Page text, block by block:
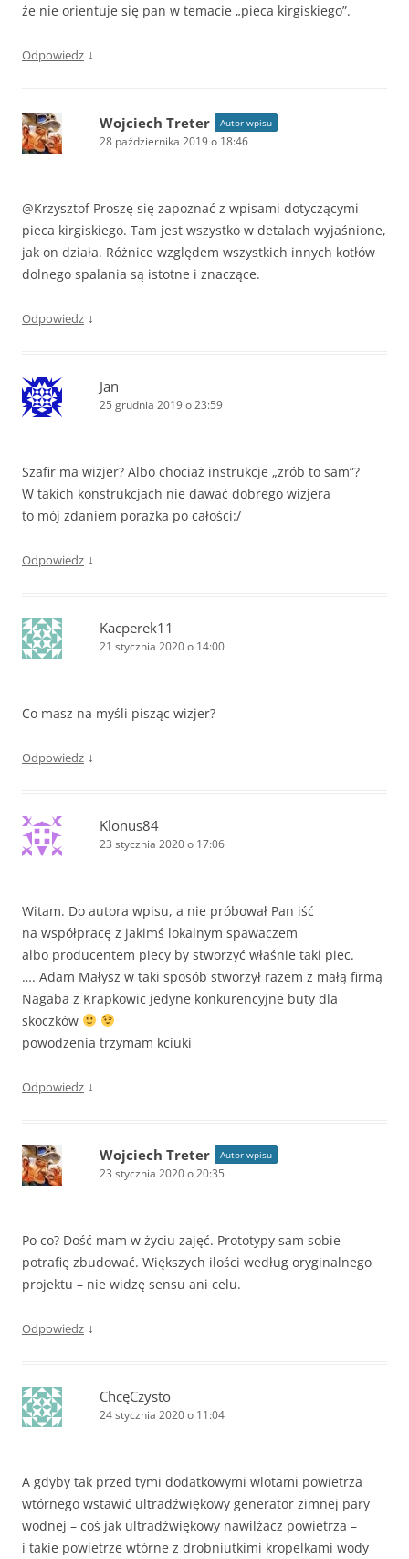
że nie orientuje się pan w temacie „pieca kirgiskiego”.
Odpowiedz ↓
Wojciech Treter Autor wpisu
28 października 2019 o 18:46
@Krzysztof Proszę się zapoznać z wpisami dotyczącymi
pieca kirgiskiego. Tam jest wszystko w detalach wyjaśnione,
jak on działa. Różnice względem wszystkich innych kotłów
dolnego spalania są istotne i znaczące.
Odpowiedz ↓
Jan
25 grudnia 2019 o 23:59
Szafir ma wizjer? Albo chociaż instrukcje „zrób to sam”?
W takich konstrukcjach nie dawać dobrego wizjera
to mój zdaniem porażka po całości:/
Odpowiedz ↓
Kacperek11
21 stycznia 2020 o 14:00
Co masz na myśli pisząc wizjer?
Odpowiedz ↓
Klonus84
23 stycznia 2020 o 17:06
Witam. Do autora wpisu, a nie próbował Pan iść
na współpracę z jakimś lokalnym spawaczem
albo producentem piecy by stworzyć właśnie taki piec.
…. Adam Małysz w taki sposób stworzył razem z małą firmą
Nagaba z Krapkowic jedyne konkurencyjne buty dla
skoczków
powodzenia trzymam kciuki
Odpowiedz ↓
Wojciech Treter Autor wpisu
23 stycznia 2020 o 20:35
Po co? Dość mam w życiu zajęć. Prototypy sam sobie
potrafię zbudować. Większych ilości według oryginalnego
projektu – nie widzę sensu ani celu.
Odpowiedz ↓
ChcęCzysto
24 stycznia 2020 o 11:04
A gdyby tak przed tymi dodatkowymi wlotami powietrza
wtórnego wstawić ultradźwiękowy generator zimnej pary
wodnej – coś jak ultradźwiękowy nawilżacz powietrza –
i takie powietrze wtórne z drobniutkimi kropelkami wody